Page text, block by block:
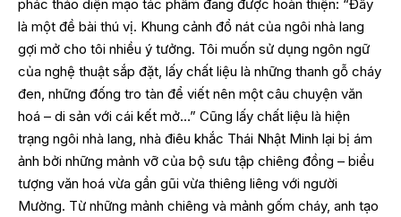
phác thảo diện mạo tác phẩm đang được hoàn thiện: “Đây
là một đề bài thú vị. Khung cảnh đổ nát của ngôi nhà lang
gợi mở cho tôi nhiều ý tưởng. Tôi muốn sử dụng ngôn ngữ
của nghệ thuật sắp đặt, lấy chất liệu là những thanh gỗ cháy
đen, những đống tro tàn để viết nên một câu chuyện văn
hoá – di sản với cái kết mở…” Cũng lấy chất liệu là hiện
trạng ngôi nhà lang, nhà điêu khắc Thái Nhật Minh lại bị ám
ảnh bởi những mảnh vỡ của bộ sưu tập chiêng đồng – biểu
tượng văn hoá vừa gần gũi vừa thiêng liêng với người
Mường. Từ những mảnh chiêng và mảnh gốm cháy, anh tạo